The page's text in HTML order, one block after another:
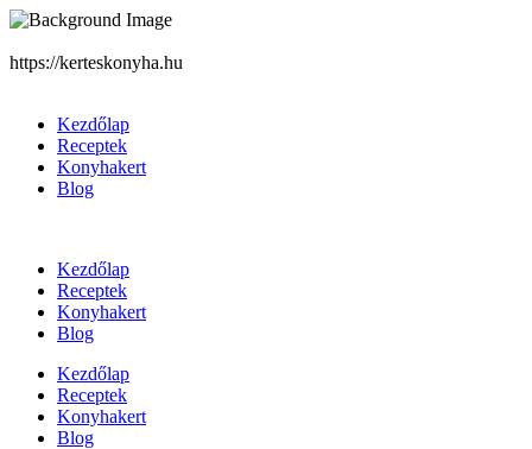
https://kerteskonyha.hu
Kezdőlap
Receptek
Konyhakert
Blog
Kezdőlap
Receptek
Konyhakert
Blog
Kezdőlap
Receptek
Konyhakert
Blog